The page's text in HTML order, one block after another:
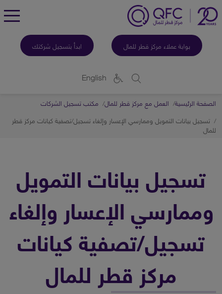
بوابة عملاء مركز قطر للمال ابدأ بتسجيل شركتك
English
الصفحة الرئيسية العمل مع مركز قطر للمال مكتب تسجيل الشركات
تسجيل بيانات التمويل وممارسي الإعسار وإلغاء تسجيل/تصفية كيانات مركز قطر
للمال
تسجيل بيانات التمويل
وممارسي الإعسار وإلغاء
تسجيل/تصفية كيانات
مركز قطر للمال